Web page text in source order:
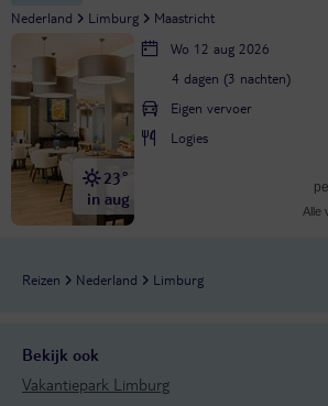
Nederland Limburg Maastricht
23°
in aug
Wo 12 aug 2026
4 dagen (3 nachten)
Eigen vervoer
Logies
Alle
Reizen Nederland Limburg
Bekijk ook
Vakantiepark Limburg